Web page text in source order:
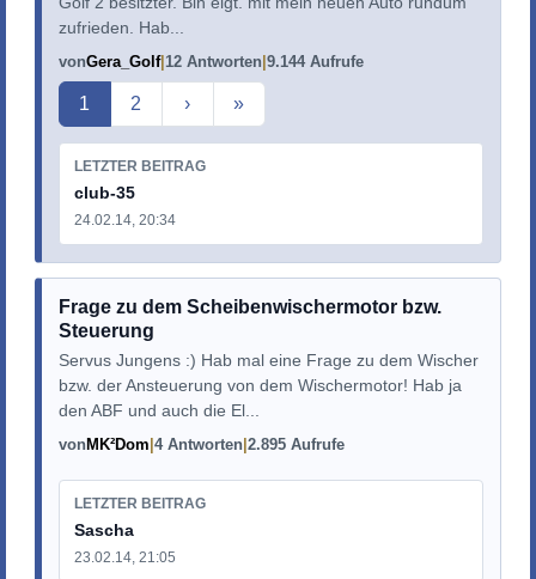
zufrieden. Hab...
vonGera_Golf 12 Antworten 9.144 Aufrufe
Aktuelle Seite
1 2 › »
LETZTER BEITRAG
club-35
24.02.14, 20:34
Frage zu dem Scheibenwischermotor bzw.
Steuerung
Servus Jungens :) Hab mal eine Frage zu dem Wischer
bzw. der Ansteuerung von dem Wischermotor! Hab ja
den ABF und auch die El...
vonMK²Dom 4 Antworten 2.895 Aufrufe
LETZTER BEITRAG
Sascha
23.02.14, 21:05